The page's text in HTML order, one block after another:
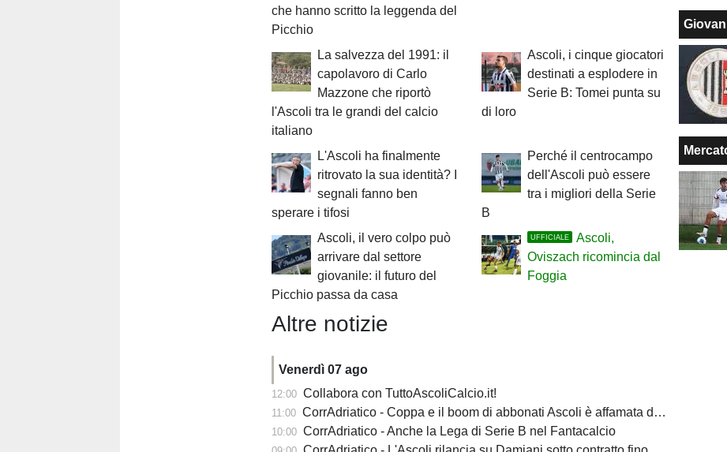
che hanno scritto la leggenda del
Picchio
La salvezza del 1991: il
capolavoro di Carlo
Mazzone che riportò
l'Ascoli tra le grandi del calcio
italiano
Ascoli, i cinque giocatori
destinati a esplodere in
Serie B: Tomei punta su
di loro
L'Ascoli ha finalmente
ritrovato la sua identità? I
segnali fanno ben
sperare i tifosi
Perché il centrocampo
dell'Ascoli può essere
tra i migliori della Serie
B
Ascoli, il vero colpo può
arrivare dal settore
giovanile: il futuro del
Picchio passa da casa
UFFICIALE
Ascoli,
Oviszach ricomincia dal
Foggia
Altre notizie
Venerdì 07 ago
12:00 Collabora con TuttoAscoliCalcio.it!
11:00 CorrAdriatico - Coppa e il boom di abbonati Ascoli è affamata di calcio
10:00 CorrAdriatico - Anche la Lega di Serie B nel Fantacalcio